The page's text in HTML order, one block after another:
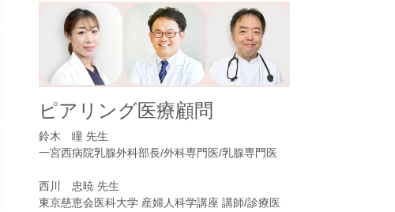
ピアリング医療顧問
鈴木 瞳 先生
一宮西病院乳腺外科部長/外科専門医/乳腺専門医
西川 忠暁 先生
東京慈恵会医科大学 産婦人科学講座 講師/診療医